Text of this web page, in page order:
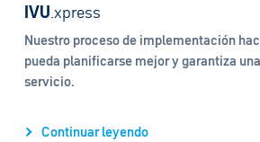
IVU.xpress
Nuestro proceso de implementación
pueda planificarse mejor y garantiza
servicio.
Continuar leyendo